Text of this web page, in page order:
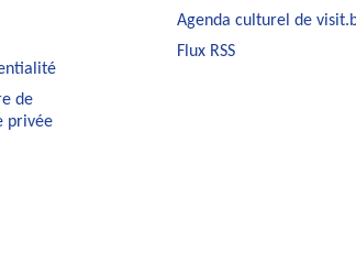
de
privée
Agenda culturel de
Flux RSS